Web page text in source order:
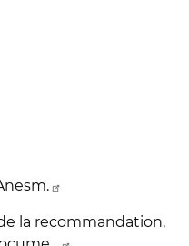
la recommandation,